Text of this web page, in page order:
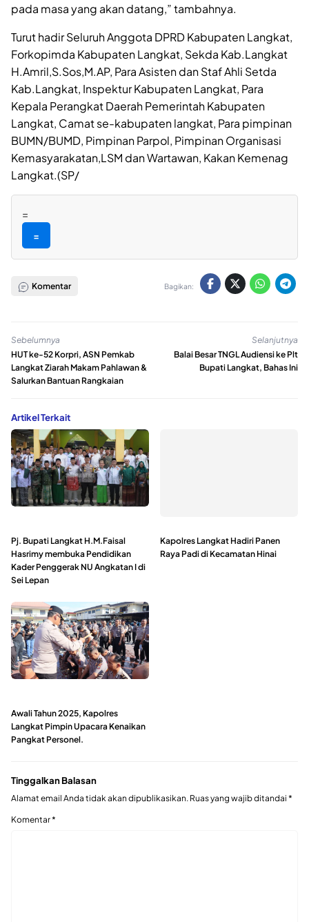
pada masa yang akan datang,” tambahnya.
Turut hadir Seluruh Anggota DPRD Kabupaten Langkat,
Forkopimda Kabupaten Langkat, Sekda Kab.Langkat
H.Amril,S.Sos,M.AP, Para Asisten dan Staf Ahli Setda
Kab.Langkat, Inspektur Kabupaten Langkat, Para
Kepala Perangkat Daerah Pemerintah Kabupaten
Langkat, Camat se-kabupaten langkat, Para pimpinan
BUMN/BUMD, Pimpinan Parpol, Pimpinan Organisasi
Kemasyarakatan,LSM dan Wartawan, Kakan Kemenag
Langkat.(SP/
=
=
Komentar Bagikan:
Sebelumnya
HUT ke-52 Korpri, ASN Pemkab
Langkat Ziarah Makam Pahlawan &
Salurkan Bantuan Rangkaian
Selanjutnya
Balai Besar TNGL Audiensi ke Plt
Bupati Langkat, Bahas Ini
Artikel Terkait
Pj. Bupati Langkat H.M.Faisal
Hasrimy membuka Pendidikan
Kader Penggerak NU Angkatan I di
Sei Lepan
Kapolres Langkat Hadiri Panen
Raya Padi di Kecamatan Hinai
Awali Tahun 2025, Kapolres
Langkat Pimpin Upacara Kenaikan
Pangkat Personel.
Tinggalkan Balasan
Alamat email Anda tidak akan dipublikasikan. Ruas yang wajib ditandai *
Komentar*